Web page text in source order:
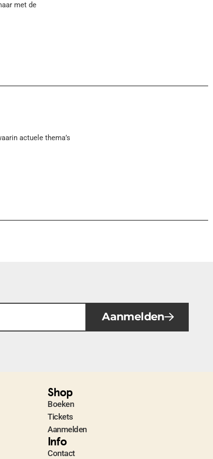
met de
actuele thema’s
Aanmelden
Shop
Boeken
Tickets
Aanmelden
Info
Contact